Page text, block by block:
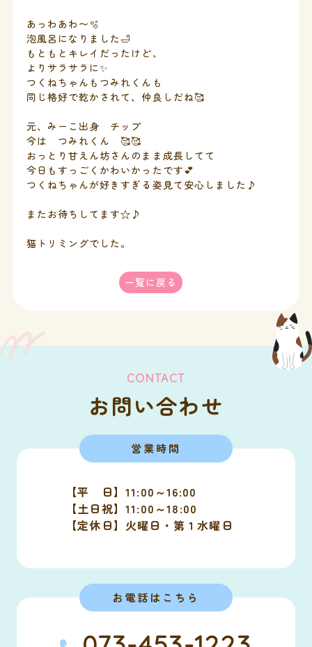
あっわあわ〜🫧
泡風呂になりました🛁
もともとキレイだったけど、
よりサラサラに✨
つくねちゃんもつみれくんも
同じ格好で乾かされて、仲良しだね🥰
元、みーこ出身 チップ
今は つみれくん 🥰🥰
おっとり甘えん坊さんのまま成長してて
今日もすっごくかわいかったです💕
つくねちゃんが好きすぎる姿見て安心しました♪
またお待ちしてます☆♪
猫トリミングでした。
一覧に戻る
CONTACT
お問い合わせ
営業時間
【平 日】11:00～16:00
【土日祝】11:00～18:00
【定休日】火曜日・第１水曜日
お電話はこちら